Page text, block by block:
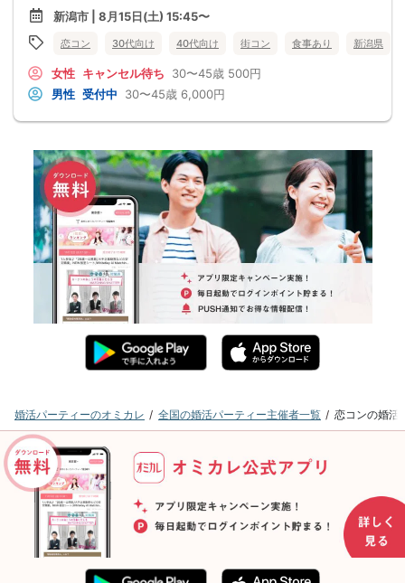
新潟市 | 8月15日(土) 15:45〜
恋コン 30代向け 40代向け 街コン 食事あり 新潟県
女性 キャンセル待ち 30〜45歳 500円
男性 受付中 30〜45歳 6,000円
婚活パーティーのオミカレ 全国の婚活パーティー主催者一覧 恋コンの婚活